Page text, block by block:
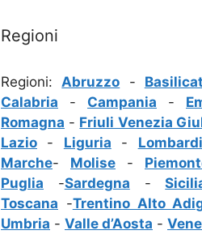
Regioni
Regioni:Abruzzo -
Calabria - Campania -
Romagna - Friuli Venezia
Lazio - Liguria -
Marche- Molise -
Puglia -Sardegna -
Toscana -Trentino Alto
Umbria - Valle d’Aosta -